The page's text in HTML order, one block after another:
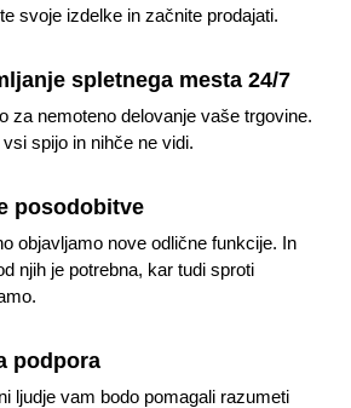
svoje izdelke in začnite prodajati.
spletnega mesta 24/7
za nemoteno delovanje vaše trgovine.
spijo in nihče ne vidi.
posodobitve
objavljamo nove odlične funkcije. In
njih je potrebna, kar tudi sproti
podpora
ljudje vam bodo pomagali razumeti